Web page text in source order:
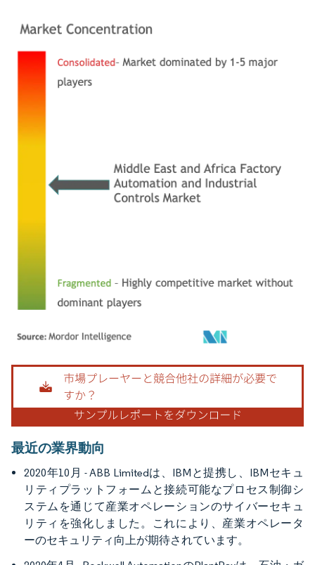
画像 © Mordor Intelligence。再利用にはCC BY 4.0の表示が必要です。
最近の業界動向
2020年10月 - ABB Limitedは、IBMと提携し、IBMセキュ
リティプラットフォームと接続可能なプロセス制御シ
ステムを通じて産業オペレーションのサイバーセキュ
リティを強化しました。これにより、産業オペレータ
ーのセキュリティ向上が期待されています。